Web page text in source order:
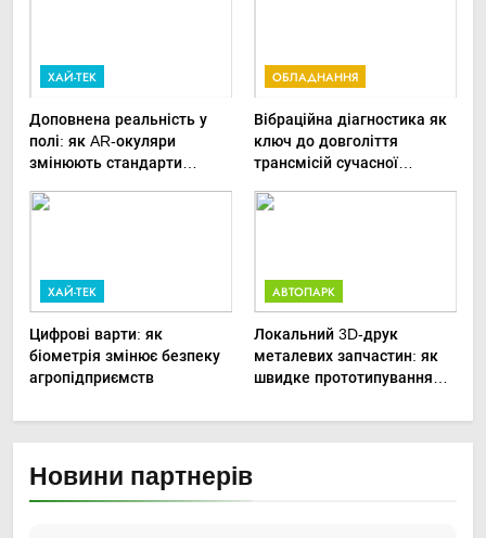
ХАЙ-ТЕК
Доповнена реальність у
полі: як AR-окуляри
змінюють стандарти
сільськогосподарської
ОБЛАДНАННЯ
Вібраційна діагностика як
ключ до довголіття
трансмісій сучасної
ХАЙ-ТЕК
Цифрові варти: як
біометрія змінює безпеку
агропідприємств
АВТОПАРК
Локальний 3D-друк
металевих запчастин: як
швидке прототипування
Новини партнерів